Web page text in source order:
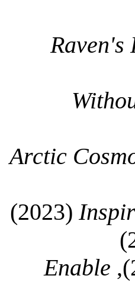
Raven's
Arctic
(2023)
Enable